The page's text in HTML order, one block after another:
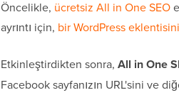
Öncelikle, ücretsiz All in One SEO
ayrıntı için, bir WordPress
Etkinleştirdikten sonra, All in One
Facebook sayfanızın URL'sini ve